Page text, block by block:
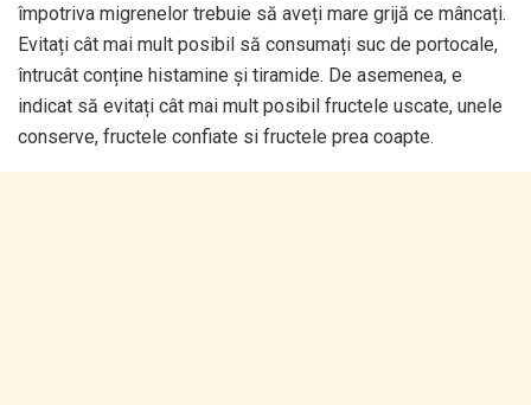
împotriva migrenelor trebuie să aveți mare grijă ce mâncați.
Evitați cât mai mult posibil să consumați suc de portocale,
întrucât conține histamine și tiramide. De asemenea, e
indicat să evitați cât mai mult posibil fructele uscate, unele
conserve, fructele confiate si fructele prea coapte.